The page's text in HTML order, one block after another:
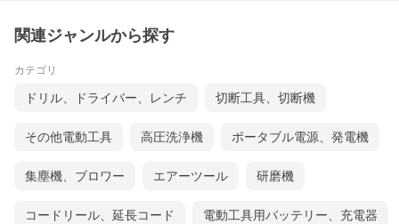
関連ジャンルから探す
カテゴリ
ドリル、ドライバー、レンチ 切断工具、切断機
その他電動工具 高圧洗浄機 ポータブル電源、発電機
集塵機、ブロワー エアーツール 研磨機
コードリール、延長コード 電動工具用バッテリー、充電器